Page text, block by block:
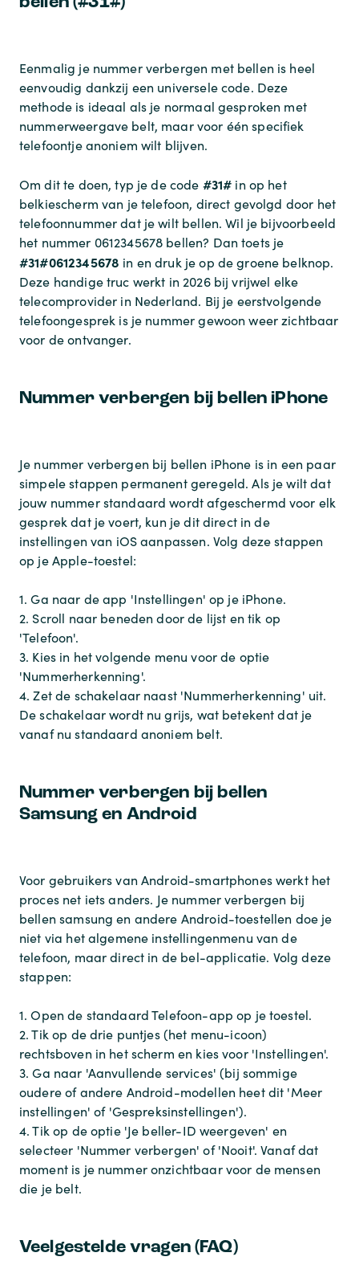
Eenmalig je nummer verbergen met bellen is heel
eenvoudig dankzij een universele code. Deze
methode is ideaal als je normaal gesproken met
nummerweergave belt, maar voor één specifiek
telefoontje anoniem wilt blijven.
Om dit te doen, typ je de code #31# in op het
belkiescherm van je telefoon, direct gevolgd door het
telefoonnummer dat je wilt bellen. Wil je bijvoorbeeld
het nummer 0612345678 bellen? Dan toets je
#31#0612345678 in en druk je op de groene belknop.
Deze handige truc werkt in 2026 bij vrijwel elke
telecomprovider in Nederland. Bij je eerstvolgende
telefoongesprek is je nummer gewoon weer zichtbaar
voor de ontvanger.
Nummer verbergen bij bellen iPhone
Je nummer verbergen bij bellen iPhone is in een paar
simpele stappen permanent geregeld. Als je wilt dat
jouw nummer standaard wordt afgeschermd voor elk
gesprek dat je voert, kun je dit direct in de
instellingen van iOS aanpassen. Volg deze stappen
op je Apple-toestel:
1. Ga naar de app 'Instellingen' op je iPhone.
2. Scroll naar beneden door de lijst en tik op
'Telefoon'.
3. Kies in het volgende menu voor de optie
'Nummerherkenning'.
4. Zet de schakelaar naast 'Nummerherkenning' uit.
De schakelaar wordt nu grijs, wat betekent dat je
vanaf nu standaard anoniem belt.
Nummer verbergen bij bellen
Samsung en Android
Voor gebruikers van Android-smartphones werkt het
proces net iets anders. Je nummer verbergen bij
bellen samsung en andere Android-toestellen doe je
niet via het algemene instellingenmenu van de
telefoon, maar direct in de bel-applicatie. Volg deze
stappen:
1. Open de standaard Telefoon-app op je toestel.
2. Tik op de drie puntjes (het menu-icoon)
rechtsboven in het scherm en kies voor 'Instellingen'.
3. Ga naar 'Aanvullende services' (bij sommige
oudere of andere Android-modellen heet dit 'Meer
instellingen' of 'Gespreksinstellingen').
4. Tik op de optie 'Je beller-ID weergeven' en
selecteer 'Nummer verbergen' of 'Nooit'. Vanaf dat
moment is je nummer onzichtbaar voor de mensen
die je belt.
Veelgestelde vragen (FAQ)